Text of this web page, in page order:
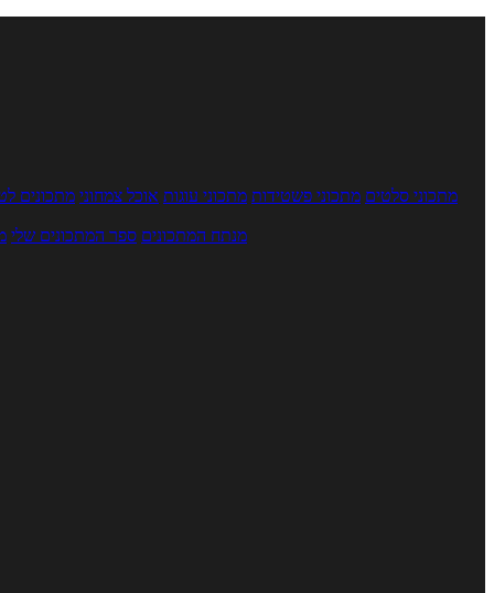
מתכוני סלטים מתכוני פשטידות מתכוני עוגות אוכל צמחוני מתכונים
מנתח המתכונים ספר המתכונים שלי